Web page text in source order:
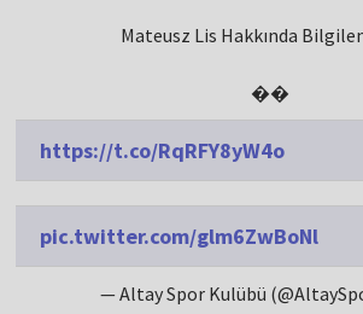
Mateusz Lis Hakkında
��
https://t.co/RqRFY8yW4o
pic.twitter.com/glm6ZwBoNl
— Altay Spor Kulübü